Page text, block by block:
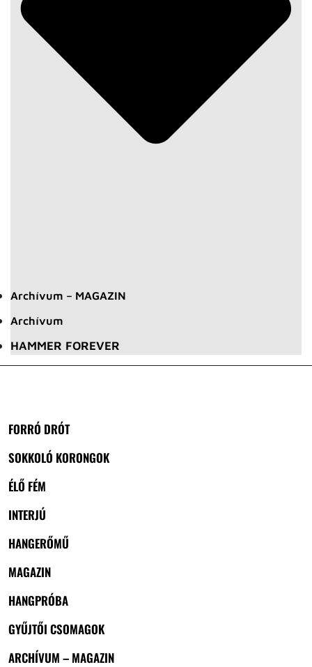
Archívum – MAGAZIN
Archívum
HAMMER FOREVER
FORRÓ DRÓT
SOKKOLÓ KORONGOK
ÉLŐ FÉM
INTERJÚ
HANGERŐMŰ
MAGAZIN
HANGPRÓBA
GYŰJTŐI CSOMAGOK
ARCHÍVUM – MAGAZIN